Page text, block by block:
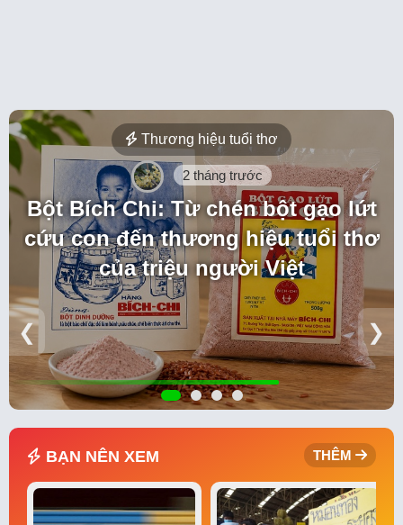
Thương hiệu tuổi thơ
2 tháng trước
Bột Bích Chi: Từ chén bột gạo lứt
cứu con đến thương hiệu tuổi thơ
của triệu người Việt
❮ ❯
BẠN NÊN XEM THÊM